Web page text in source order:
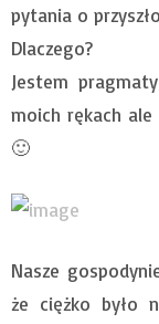
pytania o
Dlaczego?
Jestem
moich rękach ale
🙂
Nasze
że ciężko było